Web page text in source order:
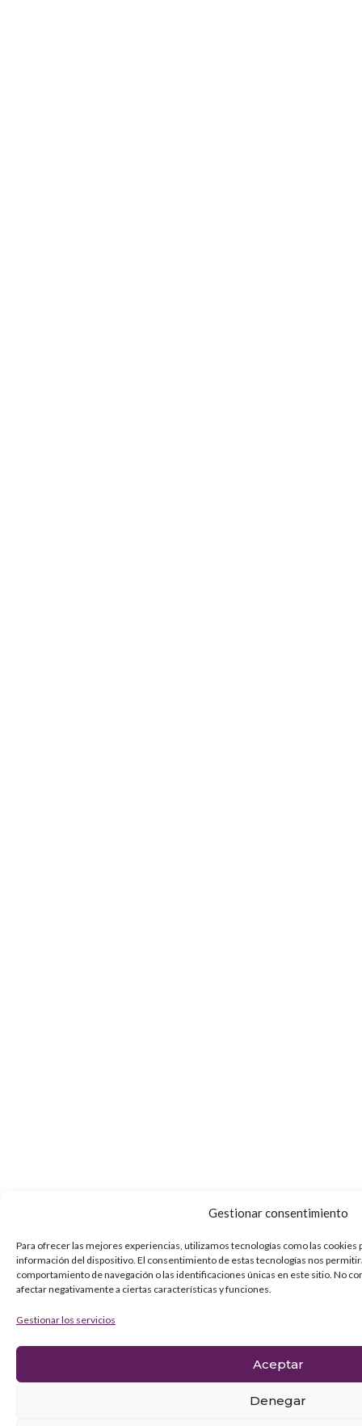
Gestionar consentimiento
Para ofrecer las mejores experiencias, utilizamos tecnologías como las cookies
información del dispositivo. El consentimiento de estas tecnologías nos
comportamiento de navegación o las identificaciones únicas en este sitio. No
afectar negativamente a ciertas características y funciones.
Gestionar los servicios
Aceptar
Denegar